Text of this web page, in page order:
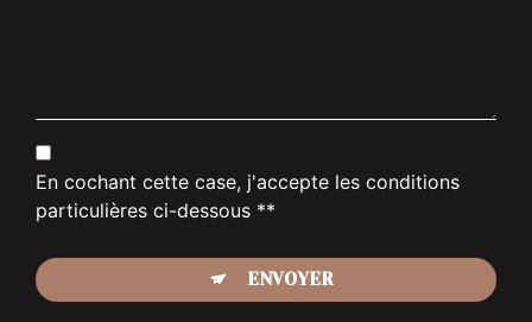
En cochant cette case, j'accepte les conditions
particulières ci-dessous **
ENVOYER